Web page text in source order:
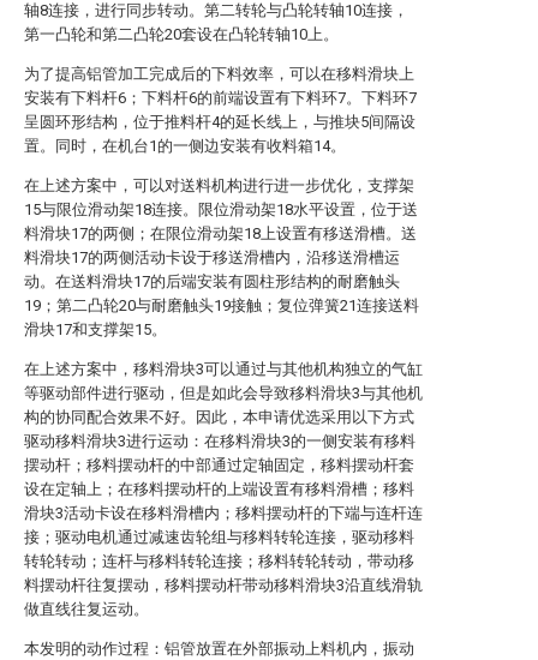
轴8连接，进行同步转动。第二转轮与凸轮转轴10连接，
第一凸轮和第二凸轮20套设在凸轮转轴10上。
为了提高铝管加工完成后的下料效率，可以在移料滑块上
安装有下料杆6；下料杆6的前端设置有下料环7。下料环7
呈圆环形结构，位于推料杆4的延长线上，与推块5间隔设
置。同时，在机台1的一侧边安装有收料箱14。
在上述方案中，可以对送料机构进行进一步优化，支撑架
15与限位滑动架18连接。限位滑动架18水平设置，位于送
料滑块17的两侧；在限位滑动架18上设置有移送滑槽。送
料滑块17的两侧活动卡设于移送滑槽内，沿移送滑槽运
动。在送料滑块17的后端安装有圆柱形结构的耐磨触头
19；第二凸轮20与耐磨触头19接触；复位弹簧21连接送料
滑块17和支撑架15。
在上述方案中，移料滑块3可以通过与其他机构独立的气缸
等驱动部件进行驱动，但是如此会导致移料滑块3与其他机
构的协同配合效果不好。因此，本申请优选采用以下方式
驱动移料滑块3进行运动：在移料滑块3的一侧安装有移料
摆动杆；移料摆动杆的中部通过定轴固定，移料摆动杆套
设在定轴上；在移料摆动杆的上端设置有移料滑槽；移料
滑块3活动卡设在移料滑槽内；移料摆动杆的下端与连杆连
接；驱动电机通过减速齿轮组与移料转轮连接，驱动移料
转轮转动；连杆与移料转轮连接；移料转轮转动，带动移
料摆动杆往复摆动，移料摆动杆带动移料滑块3沿直线滑轨
做直线往复运动。
本发明的动作过程：铝管放置在外部振动上料机内，振动